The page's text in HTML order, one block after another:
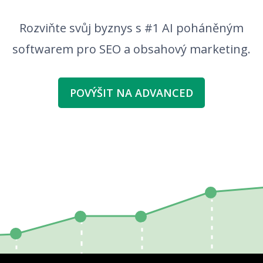
Rozviňte svůj byznys s #1 AI poháněným
softwarem pro SEO a obsahový marketing.
POVÝŠIT NA ADVANCED